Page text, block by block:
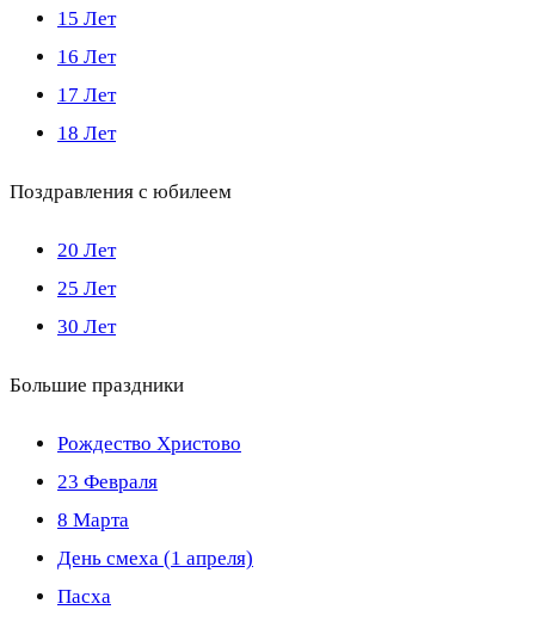
15 Лет
16 Лет
17 Лет
18 Лет
Поздравления с юбилеем
20 Лет
25 Лет
30 Лет
Большие праздники
Рождество Христово
23 Февраля
8 Марта
День смеха (1 апреля)
Пасха